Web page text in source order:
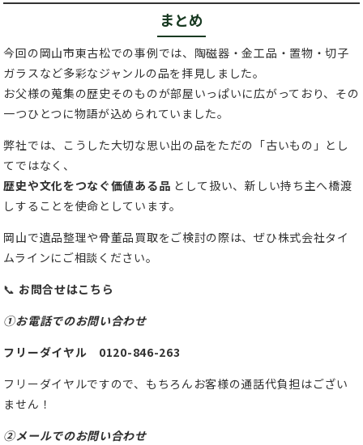
まとめ
今回の岡山市東古松での事例では、陶磁器・金工品・置物・切子
ガラスなど多彩なジャンルの品を拝見しました。
お父様の蒐集の歴史そのものが部屋いっぱいに広がっており、その
一つひとつに物語が込められていました。
弊社では、こうした大切な思い出の品をただの「古いもの」とし
てではなく、
歴史や文化をつなぐ価値ある品 として扱い、新しい持ち主へ橋渡
しすることを使命としています。
岡山で遺品整理や骨董品買取をご検討の際は、ぜひ株式会社タイ
ムラインにご相談ください。
📞 お問合せはこちら
①お電話でのお問い合わせ
フリーダイヤル 0120-846-263
フリーダイヤルですので、もちろんお客様の通話代負担はござい
ません！
②メールでのお問い合わせ